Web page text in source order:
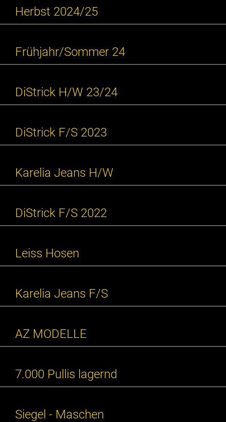
Herbst 2024/25
Frühjahr/Sommer 24
DiStrick H/W 23/24
DiStrick F/S 2023
Karelia Jeans H/W
DiStrick F/S 2022
Leiss Hosen
Karelia Jeans F/S
AZ MODELLE
7.000 Pullis lagernd
Siegel - Maschen